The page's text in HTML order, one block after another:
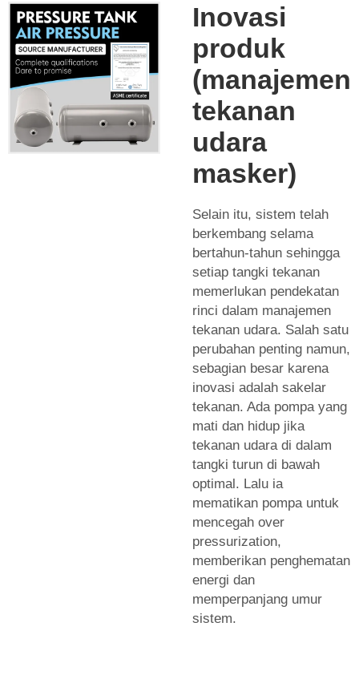
Inovasi
produk
(manajemen
tekanan
udara
masker)
Selain itu, sistem telah
berkembang selama
bertahun-tahun sehingga
setiap tangki tekanan
memerlukan pendekatan
rinci dalam manajemen
tekanan udara. Salah satu
perubahan penting namun,
sebagian besar karena
inovasi adalah sakelar
tekanan. Ada pompa yang
mati dan hidup jika
tekanan udara di dalam
tangki turun di bawah
optimal. Lalu ia
mematikan pompa untuk
mencegah over
pressurization,
memberikan penghematan
energi dan
memperpanjang umur
sistem.